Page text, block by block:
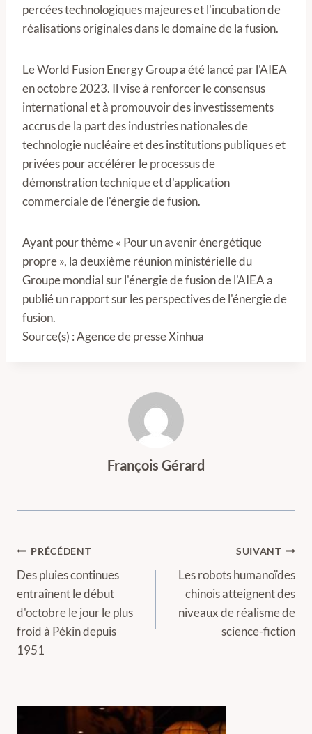
percées technologiques majeures et l'incubation de
réalisations originales dans le domaine de la fusion.
Le World Fusion Energy Group a été lancé par l'AIEA
en octobre 2023. Il vise à renforcer le consensus
international et à promouvoir des investissements
accrus de la part des industries nationales de
technologie nucléaire et des institutions publiques et
privées pour accélérer le processus de
démonstration technique et d'application
commerciale de l'énergie de fusion.
Ayant pour thème « Pour un avenir énergétique
propre », la deuxième réunion ministérielle du
Groupe mondial sur l'énergie de fusion de l'AIEA a
publié un rapport sur les perspectives de l'énergie de
fusion.
Source(s) : Agence de presse Xinhua
François Gérard
Navigation
de
l’article
PRÉCÉDENT
Des pluies continues
entraînent le début
d'octobre le jour le plus
froid à Pékin depuis
1951
SUIVANT
Les robots humanoïdes
chinois atteignent des
niveaux de réalisme de
science-fiction